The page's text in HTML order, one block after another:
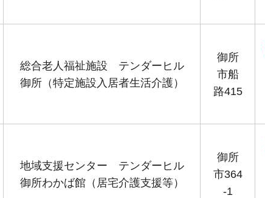
総合老人福祉施設 テンダーヒル
御所（特定施設入居者生活介護）
御所
市船
路415
地域支援センター テンダーヒル
御所わかば館（居宅介護支援等）
御所
市364
-1